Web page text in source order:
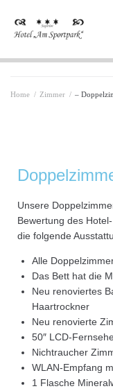
Home / Zimmer / –
Unsere
Bewertung des
die folgende
Alle
Das Bett hat die
Neu renoviertes
Haartrockner
Neu renovierte
50″ LCD-
Nichtraucher
WLAN-Empfang
1 Flasche